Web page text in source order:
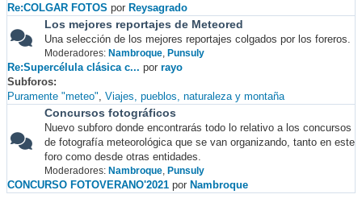
Re:COLGAR FOTOS por Reysagrado
Los mejores reportajes de Meteored
Una selección de los mejores reportajes colgados por los foreros.
Moderadores: Nambroque, Punsuly
Re:Supercélula clásica c... por rayo
Subforos
Puramente "meteo" Viajes, pueblos, naturaleza y montaña
Concursos fotográficos
Nuevo subforo donde encontrarás todo lo relativo a los concursos
de fotografía meteorológica que se van organizando, tanto en este
foro como desde otras entidades.
Moderadores: Nambroque, Punsuly
CONCURSO FOTOVERANO'2021 por Nambroque